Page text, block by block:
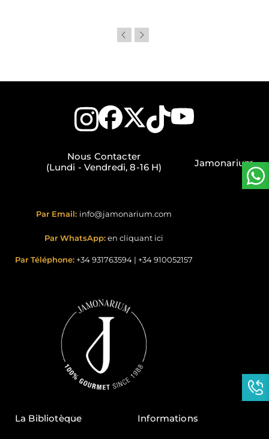
Nous Contacter
(Lundi - Vendredi, 8-16 H)
Par Email: info@jamonarium.com
Par WhatsApp:en cliquant ici
Par Téléphone: +34 931763594 | +34 910052157
Jamonarium
La Bibliotèque Informations